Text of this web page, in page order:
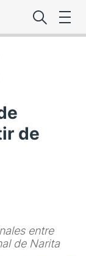
de la
de
entre
de Narita